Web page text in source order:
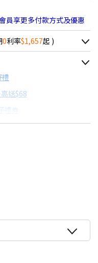
員享更多付款方式及優惠
0利率$1,657起 )
顯示為主
配合銀行/業者
18家銀行/業者
送$68
禮券
額最高回饋25%